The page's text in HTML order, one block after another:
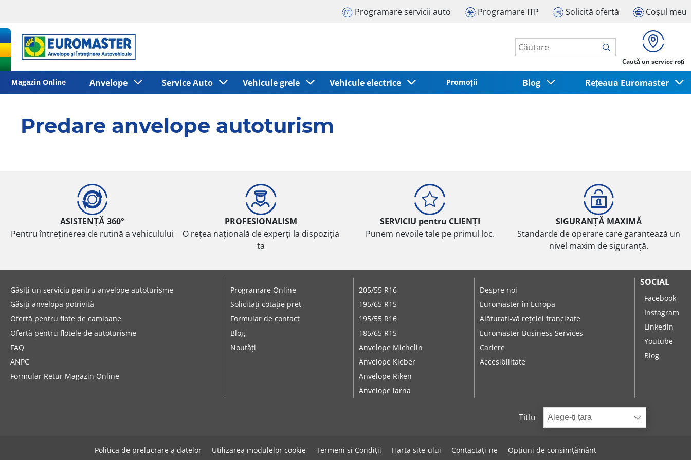
Programare servicii auto Programare ITP Solicită ofertă Coșul meu
Caută un service roți
Magazin Online Anvelope Service Auto Vehicule grele Vehicule electrice Promoții Blog Rețeaua Euromaster
Predare anvelope autoturism
ASISTENȚĂ 360°
Pentru întreținerea de rutină a vehiculului
PROFESIONALISM
O rețea națională de experți la dispoziția
ta
SERVICIU pentru CLIENȚI
Punem nevoile tale pe primul loc.
SIGURANȚĂ MAXIMĂ
Standarde de operare care garantează un
nivel maxim de siguranță.
Găsiți un serviciu pentru anvelope autoturisme
Găsiți anvelopa potrivită
Ofertă pentru flote de camioane
Ofertă pentru flotele de autoturisme
FAQ
ANPC
Formular Retur Magazin Online
Programare Online
Solicitați cotație preț
Formular de contact
Blog
Noutăți
205/55 R16
195/65 R15
195/55 R16
185/65 R15
Anvelope Michelin
Anvelope Kleber
Anvelope Riken
Anvelope iarna
Despre noi
Euromaster în Europa
Alăturați-vă rețelei francizate
Euromaster Business Services
Cariere
Accesibilitate
SOCIAL
Facebook
Instagram
Linkedin
Youtube
Blog
Titlu Alege-ți țara
Politica de prelucrare a datelor Utilizarea modulelor cookie Termeni și Condiții Harta site-ului Contactați-ne Opțiuni de consimțământ